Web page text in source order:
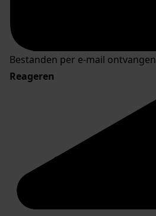
Bestanden per e-mail ontvangen
Reageren